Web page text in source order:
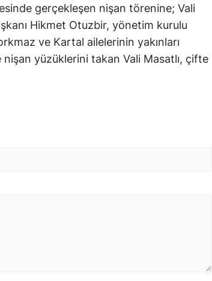
gerçekleşen nişan törenine; Vali
Hikmet Otuzbir, yönetim kurulu
ve Kartal ailelerinin yakınları
nişan yüzüklerini takan Vali Masatlı, çifte